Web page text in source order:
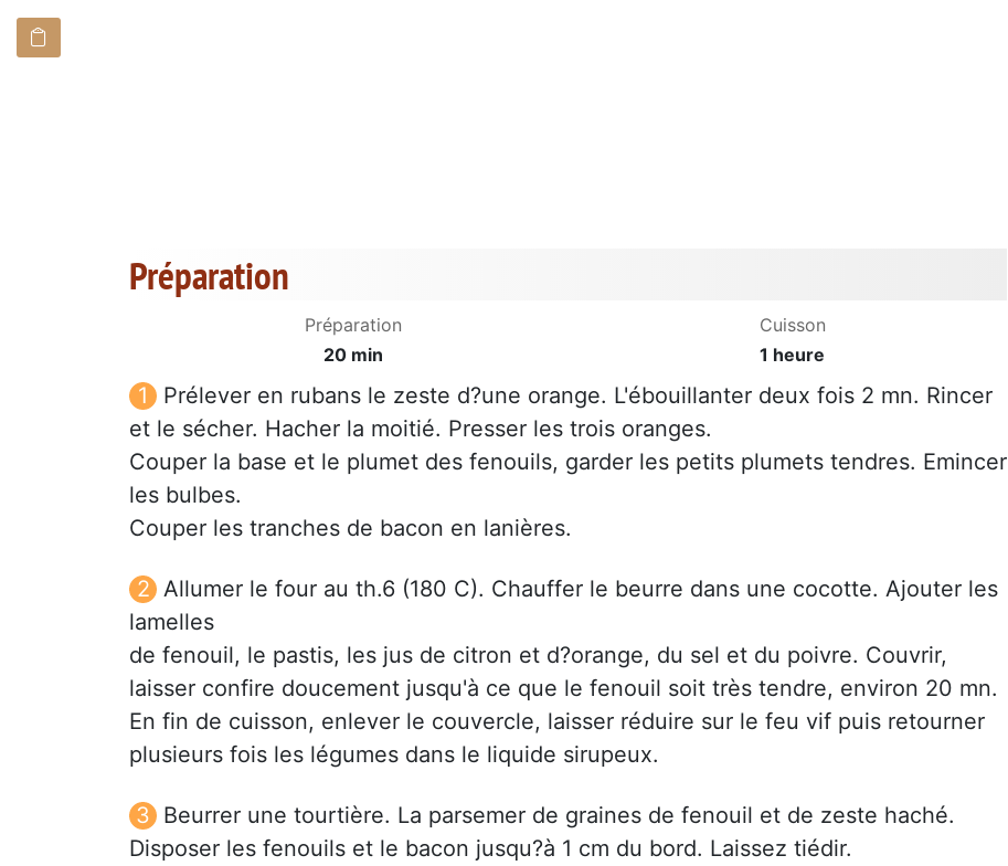
Préparation
Préparation
20 min
Cuisson
1 heure
Prélever en rubans le zeste d?une orange. L'ébouillanter deux fois 2 mn. Rincer
et le sécher. Hacher la moitié. Presser les trois oranges.
Couper la base et le plumet des fenouils, garder les petits plumets tendres. Emincer
les bulbes.
Couper les tranches de bacon en lanières.
Allumer le four au th.6 (180 C). Chauffer le beurre dans une cocotte. Ajouter les
lamelles
de fenouil, le pastis, les jus de citron et d?orange, du sel et du poivre. Couvrir,
laisser confire doucement jusqu'à ce que le fenouil soit très tendre, environ 20 mn.
En fin de cuisson, enlever le couvercle, laisser réduire sur le feu vif puis retourner
plusieurs fois les légumes dans le liquide sirupeux.
Beurrer une tourtière. La parsemer de graines de fenouil et de zeste haché.
Disposer les fenouils et le bacon jusqu?à 1 cm du bord. Laissez tiédir.